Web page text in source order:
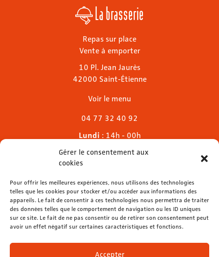
Gérer le consentement aux
cookies
Pour offrir les meilleures expériences, nous utilisons des technologies
telles que les cookies pour stocker et/ou accéder aux informations des
appareils. Le fait de consentir à ces technologies nous permettra de traiter
des données telles que le comportement de navigation ou les ID uniques
sur ce site. Le fait de ne pas consentir ou de retirer son consentement peut
avoir un effet négatif sur certaines caractéristiques et fonctions.
Accepter
La brasserie
Repas sur place
Vente à emporter
10 Pl. Jean Jaurès
42000 Saint-Étienne
Voir le menu
04 77 32 40 92
Lundi : 14h - 00h
Mardi & mercredi
Jeudi
Dimanche: 11h - 00h
04 77 32 32 01